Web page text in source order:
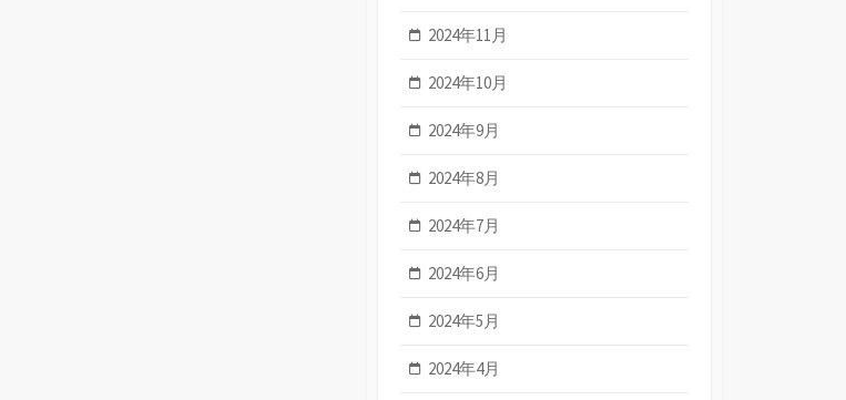
2024年11月
2024年10月
2024年9月
2024年8月
2024年7月
2024年6月
2024年5月
2024年4月